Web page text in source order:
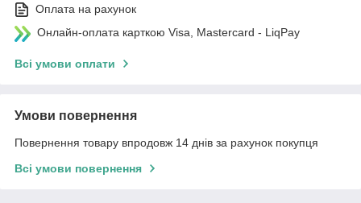
Оплата на рахунок
Онлайн-оплата карткою Visa, Mastercard - LiqPay
Всі умови оплати
Умови повернення
Повернення товару впродовж 14 днів за рахунок покупця
Всі умови повернення